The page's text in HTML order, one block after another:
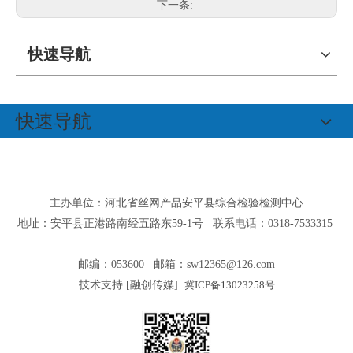
下一条:
快速导航
快速导航
主办单位：河北省丝网产品安平县综合检验检测中心
地址：安平县正港路南经五路东59-1号 联系电话：0318-7533315
邮编：053600 邮箱： sw12365@126.com
技术支持 [融创传媒] 冀ICP备13023258号